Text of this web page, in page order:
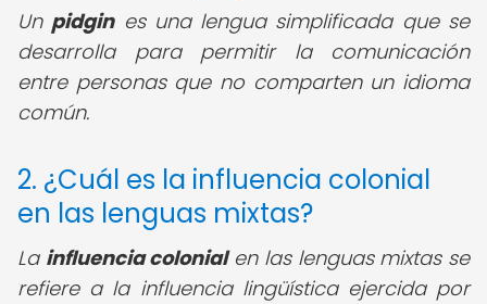
Un pidgines una lengua simplificada que se
desarrolla para permitir la comunicación
entre personas que no comparten un idioma
común.
2. ¿Cuál es la influencia colonial
en las lenguas mixtas?
La influencia colonialen las lenguas mixtas se
refiere a la influencia lingüística ejercida por